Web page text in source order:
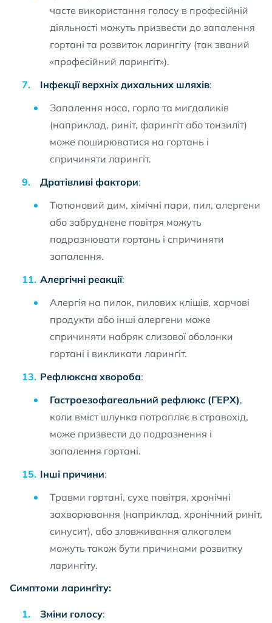
часте використання голосу в професійній
діяльності можуть призвести до запалення
гортані та розвиток ларингіту (так званий
«професійний ларингіт»).
Інфекції верхніх дихальних шляхів:
Запалення носа, горла та мигдаликів
(наприклад, риніт, фарингіт або тонзиліт)
може поширюватися на гортань і
спричиняти ларингіт.
Дратівливі фактори:
Тютюновий дим, хімічні пари, пил, алергени
або забруднене повітря можуть
подразнювати гортань і спричиняти
запалення.
Алергічні реакції:
Алергія на пилок, пилових кліщів, харчові
продукти або інші алергени може
спричиняти набряк слизової оболонки
гортані і викликати ларингіт.
Рефлюксна хвороба:
Гастроезофагеальний рефлюкс (ГЕРХ),
коли вміст шлунка потрапляє в стравохід,
може призвести до подразнення і
запалення гортані.
Інші причини:
Травми гортані, сухе повітря, хронічні
захворювання (наприклад, хронічний риніт,
синусит), або зловживання алкоголем
можуть також бути причинами розвитку
ларингіту.
Симптоми ларингіту:
Зміни голосу: